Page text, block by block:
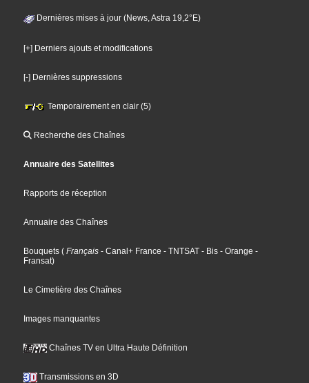
Dernières mises à jour (News, Astra 19,2°E)
[+] Derniers ajouts et modifications
[-] Dernières suppressions
Temporairement en clair (5)
Recherche des Chaînes
Annuaire des Satellites
Rapports de réception
Annuaire des Chaînes
Bouquets ( Français - Canal+ France - TNTSAT - Bis - Orange -
Fransat)
Le Cimetière des Chaînes
Images manquantes
Chaînes TV en Ultra Haute Définition
Transmissions en 3D